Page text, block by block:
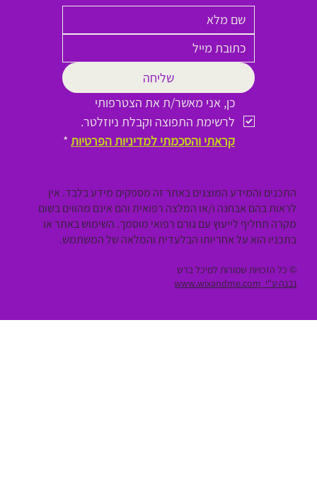
שליחה
לרשימת התפוצה וקבלת ניוזלטר.
קראתי והסכמתי למדיניות הפרטיות *
התכנים והמידע המוצגים באתר זה מספקים מידע בלבד. אין
לראות בהם אבחנה ו/או המלצה רפואית והם אינם מהווים בשום
מקרה תחליף לייעוץ עם גורם רפואי מוסמך. השימוש באתר או
בתכניו הוא על אחריותו הבלעדית והמלאה של המשתמש.
© כל הזכויות שמורות למיכל ברש
נבנה ע"י